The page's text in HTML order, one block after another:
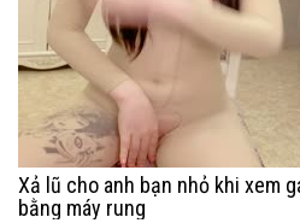
Xả lũ cho anh bạn nhỏ khi xem
bằng máy rung